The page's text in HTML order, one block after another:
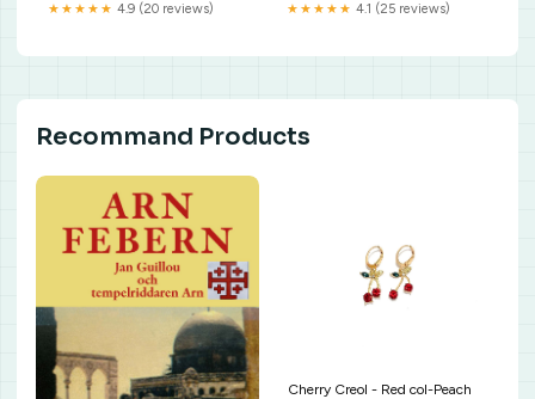
★★★★★ 4.9 (20 reviews) ★★★★★ 4.1 (25 reviews)
Recommand Products
Cherry Creol - Red col-Peach